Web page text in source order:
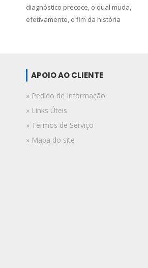
diagnóstico precoce, o qual muda,
efetivamente, o fim da história
APOIO AO CLIENTE
» Pedido de Informação
» Links Úteis
» Termos de Serviço
» Mapa do site